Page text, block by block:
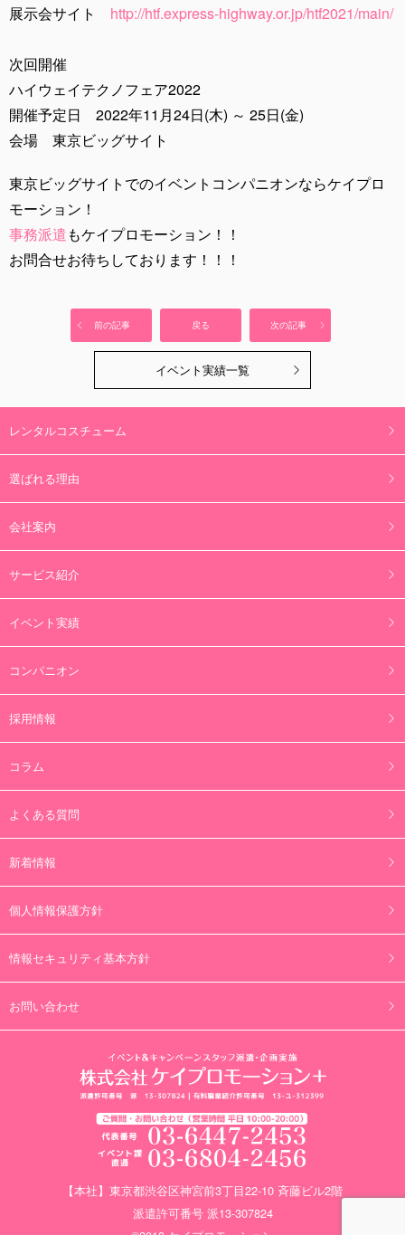
展示会サイト http://htf.express-highway.or.jp/htf2021/main/
次回開催
ハイウェイテクノフェア2022
開催予定日 2022年11月24日(木) ～ 25日(金)
会場 東京ビッグサイト
東京ビッグサイトでのイベントコンパニオンならケイプロ
モーション！
事務派遣もケイプロモーション！！
お問合せお待ちしております！！！
前の記事 戻る 次の記事
イベント実績一覧
レンタルコスチューム
選ばれる理由
会社案内
サービス紹介
イベント実績
コンパニオン
採用情報
コラム
よくある質問
新着情報
個人情報保護方針
情報セキュリティ基本方針
お問い合わせ
【本社】東京都渋谷区神宮前3丁目22-10 斉藤ビル2階
派遣許可番号 派13-307824